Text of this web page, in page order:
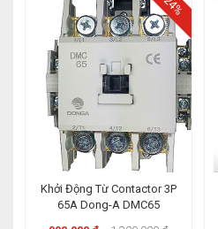
Khởi Động Từ Contactor 3P
65A Dong-A DMC65